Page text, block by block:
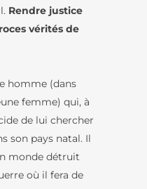
Rendre justice
vérités de
homme (dans
femme) qui, à
de lui chercher
son pays natal. Il
monde détruit
où il fera de